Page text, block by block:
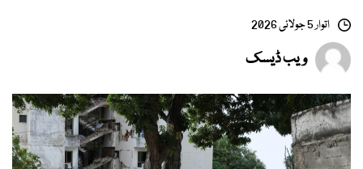
اتوار 5 جولائی 2026
ویب ڈیسک